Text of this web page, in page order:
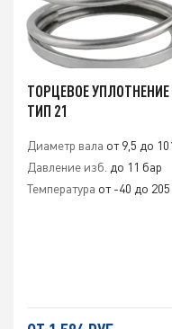
ТОРЦЕВОЕ УПЛОТНЕНИЕ
ТИП 21
Диаметр вала от 9,5 до
Давление изб. до 11 бар
Температура от -40 до 205